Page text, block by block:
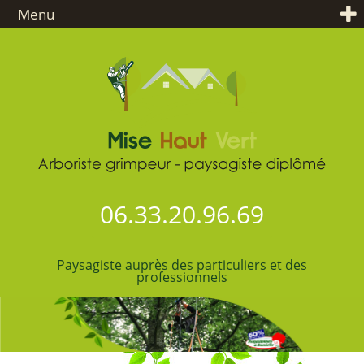
Menu
06.33.20.96.69
Paysagiste auprès des particuliers et des
professionnels